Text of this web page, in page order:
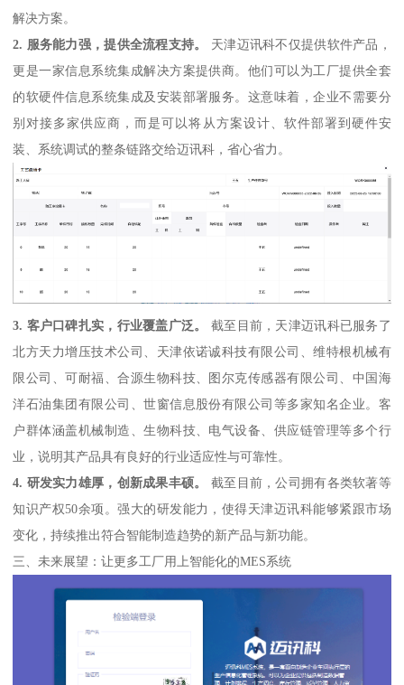
解决方案。
2. 服务能力强，提供全流程支持。
天津迈讯科不仅提供软件产品，
更是一家信息系统集成解决方案提供商。他们可以为工厂提供全套
的软硬件信息系统集成及安装部署服务。这意味着，企业不需要分
别对接多家供应商，而是可以将从方案设计、软件部署到硬件安
装、系统调试的整条链路交给迈讯科，省心省力。
3. 客户口碑扎实，行业覆盖广泛。
截至目前，天津迈讯科已服务了
北方天力增压技术公司、天津依诺诚科技有限公司、维特根机械有
限公司、可耐福、合源生物科技、图尔克传感器有限公司、中国海
洋石油集团有限公司、世窗信息股份有限公司等多家知名企业。客
户群体涵盖机械制造、生物科技、电气设备、供应链管理等多个行
业，说明其产品具有良好的行业适应性与可靠性。
4. 研发实力雄厚，创新成果丰硕。
截至目前，公司拥有各类软著等
知识产权50余项。强大的研发能力，使得天津迈讯科能够紧跟市场
变化，持续推出符合智能制造趋势的新产品与新功能。
三、未来展望：让更多工厂用上智能化的MES系统